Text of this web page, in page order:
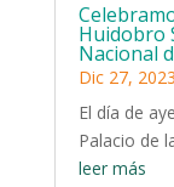
Huidobro
Nacional
Dic 27, 2023
El día de
Palacio de
leer más